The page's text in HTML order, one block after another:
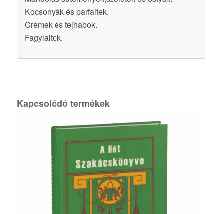
Kocsonyák és parfaitek.
Crémek és tejhabok.
Fagylaltok.
Kapcsolódó termékek